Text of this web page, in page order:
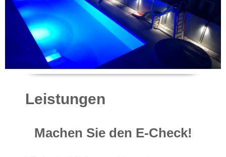
Leistungen
Machen Sie den E-Check!